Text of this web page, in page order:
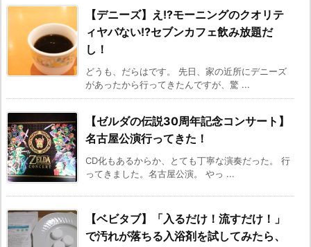
【デニーズ】え!?モーニングのクオリテ
ィヤバない!?セブンカフェ飲み放題だ
し！
どうも、だらはです。 先日、家の近所にデニーズ
があったから行ってきたんですが、驚 ...
【ゼルダの伝説30周年記念コンサート】
名古屋公演行ってきた！
CD化もあるからか、とても丁寧な演奏だった。 行
ってきました。名古屋公演。 やっ ...
【ベビタブ】「入るだけ！流すだけ！」
で汚れが落ちる入浴剤を試してみたら、